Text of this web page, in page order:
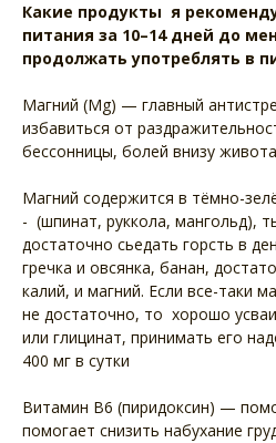
Какие продукты я
питания за 10–14 дней до
продолжать употреблять в
Магний (Mg) — главный
избавиться от
бессонницы, болей внизу
Магний содержится в тёмно-
- (шпинат, руккола, мангольд),
достаточно сьедать горсть в
гречка и овсянка, банан,
калий, и магний. Если все-таки
не достаточно, то хорошо
или глицинат, принимать его
400 мг в сутки
Витамин B6 (пиридоксин) —
помогает снизить набухание